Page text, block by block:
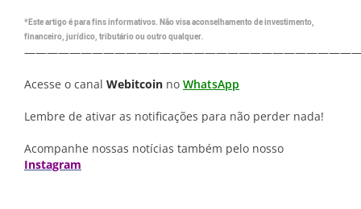
*Este artigo é para fins informativos. Não visa aconselhamento de investimento,
financeiro, jurídico, tributário ou outro qualquer.
Acesse o canal Webitcoin no WhatsApp
Lembre de ativar as notificações para não perder nada!
Acompanhe nossas notícias também pelo nosso
Instagram